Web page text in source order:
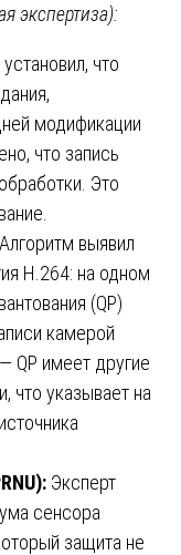
экспертиза):
что
модификации
что запись
Это
Алгоритм выявил
H.264: на одном
(QP)
камерой
QP имеет другие
что указывает на
Эксперт
сенсора
защита не